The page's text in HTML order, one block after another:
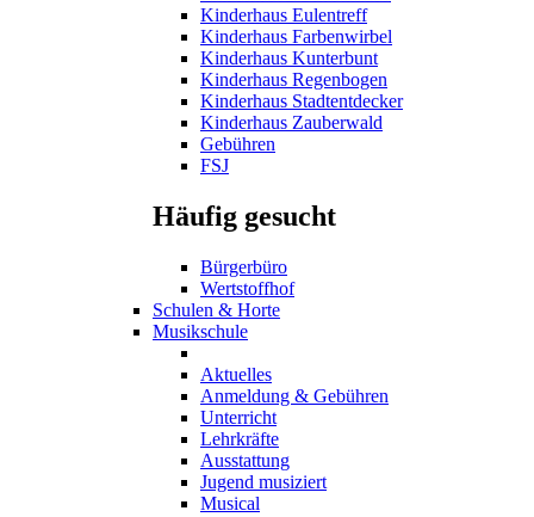
Kinderhaus Eulentreff
Kinderhaus Farbenwirbel
Kinderhaus Kunterbunt
Kinderhaus Regenbogen
Kinderhaus Stadtentdecker
Kinderhaus Zauberwald
Gebühren
FSJ
Häufig gesucht
Bürgerbüro
Wertstoffhof
Schulen & Horte
Musikschule
Aktuelles
Anmeldung & Gebühren
Unterricht
Lehrkräfte
Ausstattung
Jugend musiziert
Musical